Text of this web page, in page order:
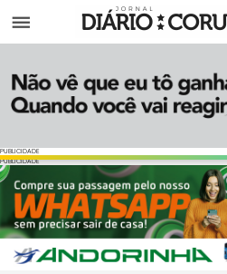
Menu
PUBLICIDADE
PUBLICIDADE